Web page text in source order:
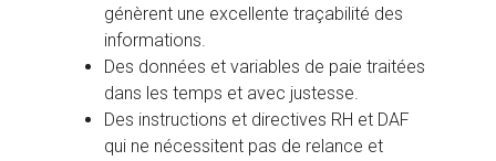
génèrent une excellente traçabilité des
informations.
Des données et variables de paie traitées
dans les temps et avec justesse.
Des instructions et directives RH et DAF
qui ne nécessitent pas de relance et